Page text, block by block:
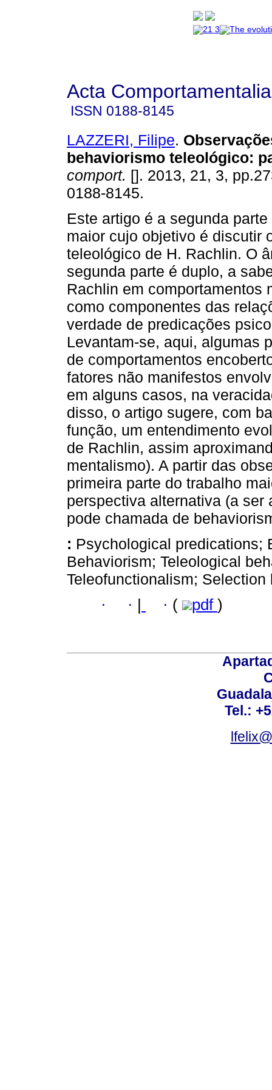
Acta Comportamentalia
ISSN 0188-8145
LAZZERI, Filipe.
behaviorismo teleológico:
comport. []. 2013, 21, 3,
0188-8145.
Este artigo é a segunda
maior cujo objetivo é discutir
teleológico de H. Rachlin. O
segunda parte é duplo, a
Rachlin em comportamentos
como componentes das
verdade de predicações
Levantam-se, aqui, algumas
de comportamentos
fatores não manifestos
em alguns casos, na
disso, o artigo sugere, com
função, um entendimento
de Rachlin, assim
mentalismo). A partir das
primeira parte do trabalho
perspectiva alternativa (a ser
pode chamada de
: Psychological predications;
Behaviorism; Teleological
Teleofunctionalism;
· · · ( pdf )
Tel.: